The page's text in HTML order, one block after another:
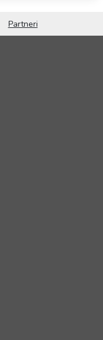
Partneri